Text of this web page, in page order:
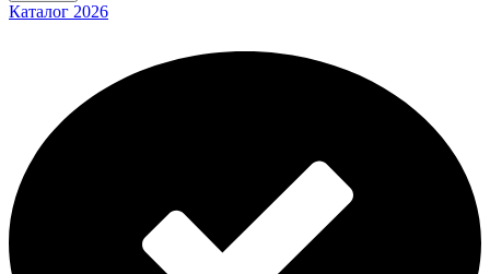
Каталог 2026